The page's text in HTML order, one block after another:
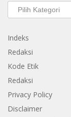
Kategori
Indeks
Redaksi
Kode Etik
Redaksi
Privacy Policy
Disclaimer